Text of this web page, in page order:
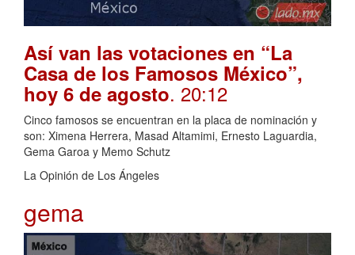
Así van las votaciones en “La
Casa de los Famosos México”,
hoy 6 de agosto. 20:12
Cinco famosos se encuentran en la placa de nominación y
son: Ximena Herrera, Masad Altamimi, Ernesto Laguardia,
Gema Garoa y Memo Schutz
La Opinión de Los Ángeles
gema